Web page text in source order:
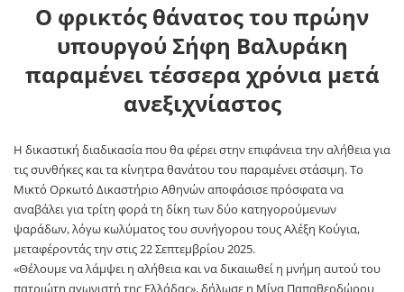
O φρικτός θάνατος του πρώην
υπουργού Σήφη Βαλυράκη
παραμένει τέσσερα χρόνια μετά
ανεξιχνίαστος
Η δικαστική διαδικασία που θα φέρει στην επιφάνεια την αλήθεια για
τις συνθήκες και τα κίνητρα θανάτου του παραμένει στάσιμη. Το
Μικτό Ορκωτό Δικαστήριο Αθηνών αποφάσισε πρόσφατα να
αναβάλει για τρίτη φορά τη δίκη των δύο κατηγορούμενων
ψαράδων, λόγω κωλύματος του συνήγορου τους Αλέξη Κούγια,
μεταφέροντάς την στις 22 Σεπτεμβρίου 2025.
«Θέλουμε να λάμψει η αλήθεια και να δικαιωθεί η μνήμη αυτού του
πατριώτη αγωνιστή της Ελλάδας», δήλωσε η Μίνα Παπαθεοδώρου